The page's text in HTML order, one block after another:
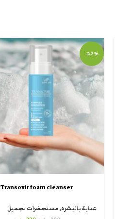
-27%
Transoxir foam cleanser
عناية بالبشره,مستحضرات تجميل